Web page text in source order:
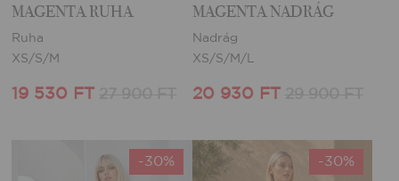
MAGENTA RUHA
Ruha
XS/S/M
19 530 FT
MAGENTA NADRÁG
Nadrág
XS/S/M/L
20 930 FT
-30% -30%